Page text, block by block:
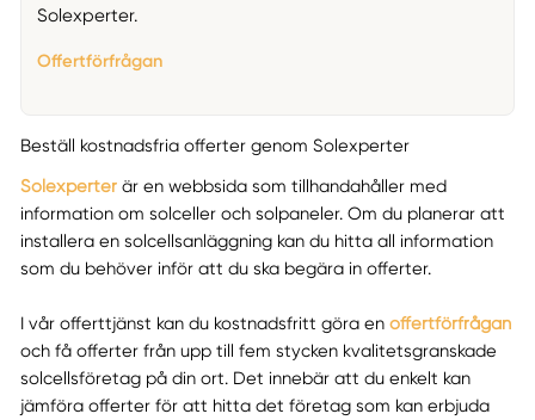
Solexperter.
Offertförfrågan
Beställ kostnadsfria offerter genom Solexperter
Solexperterär en webbsida som tillhandahåller med
information om solceller och solpaneler. Om du planerar att
installera en solcellsanläggning kan du hitta all information
som du behöver inför att du ska begära in offerter.
I vår offerttjänst kan du kostnadsfritt göra en offertförfrågan
och få offerter från upp till fem stycken kvalitetsgranskade
solcellsföretag på din ort. Det innebär att du enkelt kan
jämföra offerter för att hitta det företag som kan erbjuda